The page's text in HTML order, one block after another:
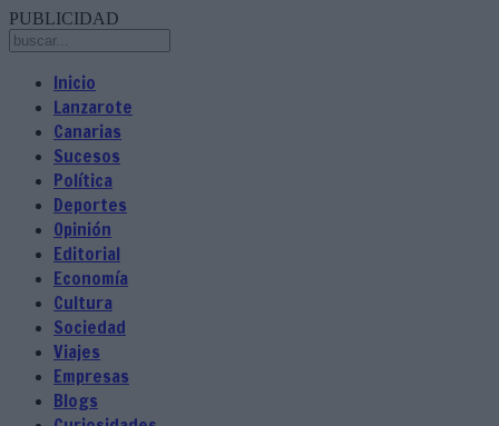
PUBLICIDAD
Inicio
Lanzarote
Canarias
Sucesos
Política
Deportes
Opinión
Editorial
Economía
Cultura
Sociedad
Viajes
Empresas
Blogs